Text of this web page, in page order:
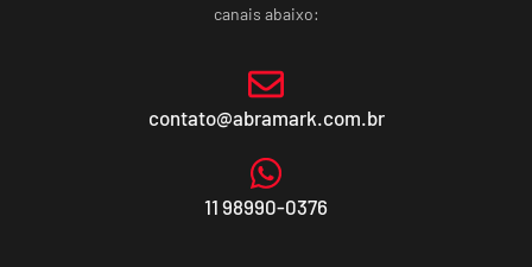
canais abaixo:
contato@abramark.com.br
11 98990-0376